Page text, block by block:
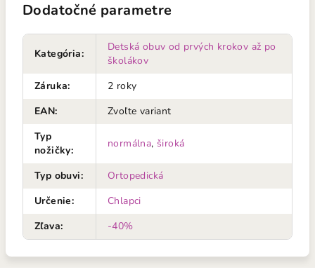
Dodatočné parametre
Kategória:
Detská obuv od prvých krokov až po
školákov
Záruka:
2 roky
EAN:
Zvoľte variant
Typ
nožičky:
normálna, široká
Typ obuvi:
Ortopedická
Určenie:
Chlapci
Zľava: -40%